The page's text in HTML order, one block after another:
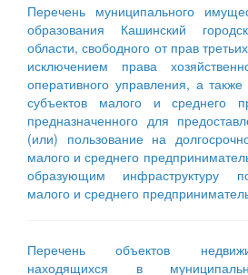
Перечень муниципального
образования Кашинский
области, свободного от прав
исключением права
оперативного управления, а
субъектов малого и среднего
предназначенного для
(или) пользование на
малого и среднего
образующим инфраструктуру
малого и среднего
Перечень объектов
находящихся в